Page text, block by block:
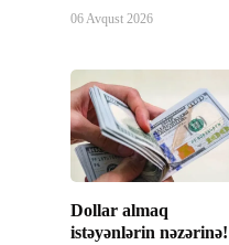
06 Avqust 2026
Dollar almaq
istəyənlərin nəzərinə!